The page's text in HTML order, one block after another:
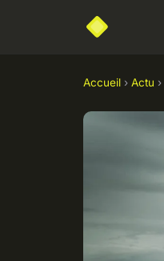
Accueil › Actu ›